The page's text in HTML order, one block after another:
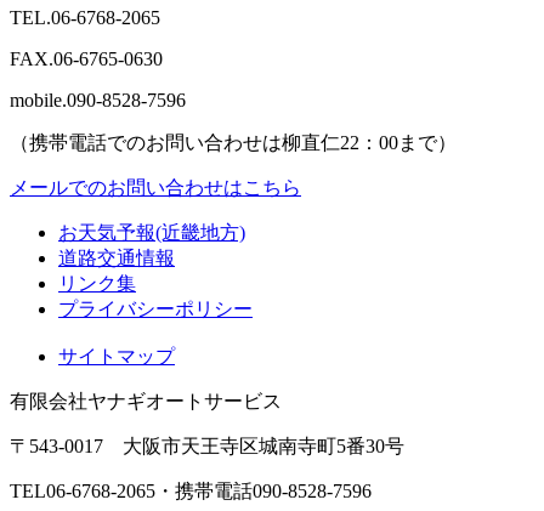
TEL.06-6768-2065
FAX.06-6765-0630
mobile.090-8528-7596
（携帯電話でのお問い合わせは柳直仁22：00まで）
メールでのお問い合わせはこちら
お天気予報(近畿地方)
道路交通情報
リンク集
プライバシーポリシー
サイトマップ
有限会社ヤナギオートサービス
〒543-0017 大阪市天王寺区城南寺町5番30号
TEL06-6768-2065 ・ 携帯電話090-8528-7596